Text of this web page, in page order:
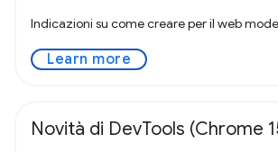
Indicazioni su come creare per il web
Learn more
Novità di DevTools (Chrome